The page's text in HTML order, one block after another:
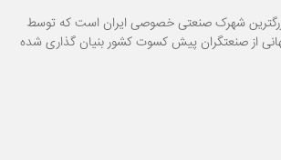
شهرک صنعتی خصوصی ایران است که توسط
از صنعتگران پیش کسوت کشور بنیان گذاری شده